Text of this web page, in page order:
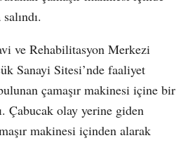
ve Rehabilitasyon Merkezi
Sanayi Sitesi’nde faaliyet
çamaşır makinesi içine bir
Çabucak olay yerine giden
makinesi içinden alarak